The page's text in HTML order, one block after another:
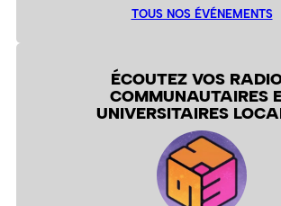
TOUS NOS ÉVÉNEMENTS
ÉCOUTEZ VOS
COMMUNAUTAIRES
UNIVERSITAIRES